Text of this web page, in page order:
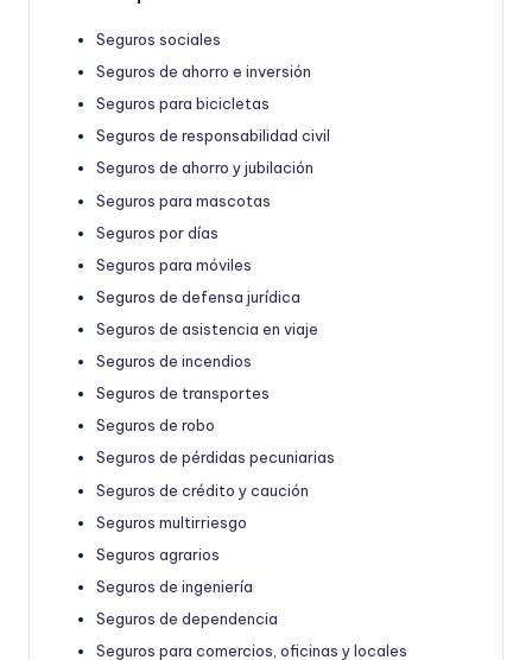
Seguros sociales
Seguros de ahorro e inversión
Seguros para bicicletas
Seguros de responsabilidad civil
Seguros de ahorro y jubilación
Seguros para mascotas
Seguros por días
Seguros para móviles
Seguros de defensa jurídica
Seguros de asistencia en viaje
Seguros de incendios
Seguros de transportes
Seguros de robo
Seguros de pérdidas pecuniarias
Seguros de crédito y caución
Seguros multirriesgo
Seguros agrarios
Seguros de ingeniería
Seguros de dependencia
Seguros para comercios, oficinas y locales